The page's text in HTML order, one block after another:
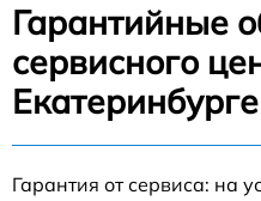
Гарантийные
сервисного
Екатеринбурге
Гарантия от сервиса: на